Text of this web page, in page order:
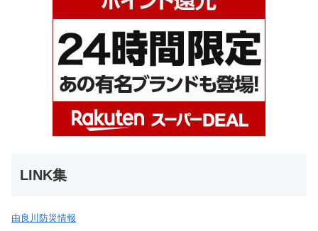
LINK集
由良川防災情報